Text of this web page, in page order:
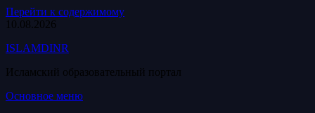
Перейти к содержимому
10.08.2026
ISLAMDINR
Исламский образовательный портал
Основное меню